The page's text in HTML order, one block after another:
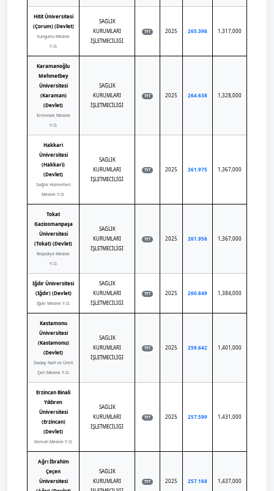
Hitit Üniversitesi
(Çorum) (Devlet)
Sungurlu Meslek
Y.O.
SAĞLIK
KURUMLARI
İŞLETMECİLİĞİ
TYT 2025 265.398 1,317,000
Karamanoğlu
Mehmetbey
Üniversitesi
(Karaman)
(Devlet)
Ermenek Meslek
Y.O.
SAĞLIK
KURUMLARI
İŞLETMECİLİĞİ
TYT 2025 264.638 1,328,000
Hakkari
Üniversitesi
(Hakkari)
(Devlet)
Sağlık Hizmetleri
Meslek Y.O.
SAĞLIK
KURUMLARI
İŞLETMECİLİĞİ
TYT 2025 261.975 1,367,000
Tokat
Gaziosmanpaşa
Üniversitesi
(Tokat) (Devlet)
Reşadiye Meslek
Y.O.
SAĞLIK
KURUMLARI
İŞLETMECİLİĞİ
TYT 2025 261.956 1,367,000
Iğdır Üniversitesi
(Iğdır) (Devlet)
Iğdır Meslek Y.O.
SAĞLIK
KURUMLARI
İŞLETMECİLİĞİ
TYT 2025 260.849 1,384,000
Kastamonu
Üniversitesi
(Kastamonu)
(Devlet)
Daday Nafi ve Ümit
Çeri Meslek Y.O.
SAĞLIK
KURUMLARI
İŞLETMECİLİĞİ
TYT 2025 259.642 1,401,000
Erzincan Binali
Yıldırım
Üniversitesi
(Erzincan)
(Devlet)
Kemah Meslek Y.O.
SAĞLIK
KURUMLARI
İŞLETMECİLİĞİ
TYT 2025 257.599 1,431,000
Ağrı İbrahim
Çeçen
Üniversitesi
SAĞLIK
KURUMLARI
TYT 2025 257.168 1,437,000